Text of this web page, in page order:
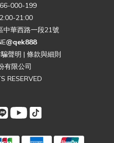
000-199
21:00
中華西路一段21號
@qek888
聲明 | 條款與細則
有限公司
RESERVED